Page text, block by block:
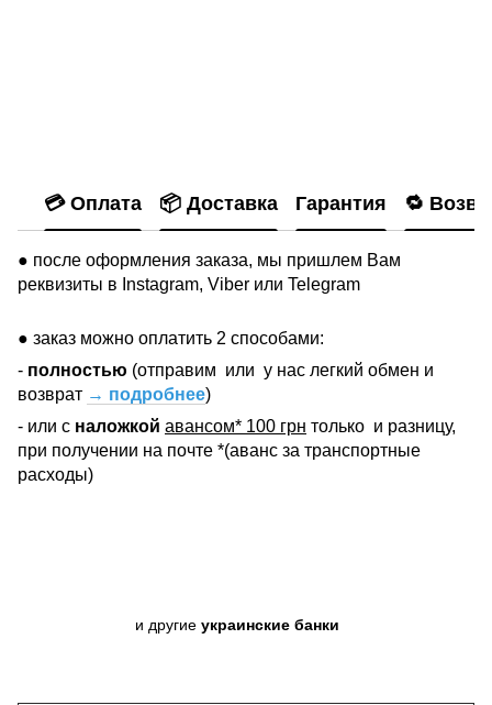
💳 Оплата 📦 Доставка Гарантия 🔁
● после оформления заказа, мы пришлем Вам
реквизиты в Instagram, Viber или Telegram
● заказ можно оплатить 2 способами:
- полностью (отправим или у нас легкий обмен и
возврат → подробнее)
- или с наложкой авансом* 100 грн только и разницу,
при получении на почте *(аванс за транспортные
расходы)
и другие украинские банки